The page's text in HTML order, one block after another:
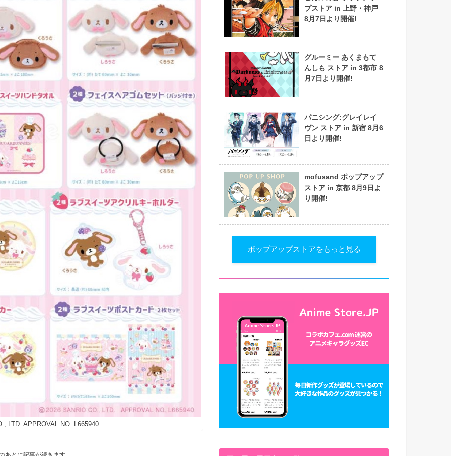
LTD. APPROVAL NO. L665940
プストア in 上野・神戸
8月7日より開催!
グルーミー あくまもて
んしも ストア in 3都市 8
月7日より開催!
パニシング:グレイレイ
ヴン ストア in 新宿 8月6
日より開催!
mofusand ポップアップ
ストア in 京都 8月9日よ
り開催!
ポップアップストアをもっと見る